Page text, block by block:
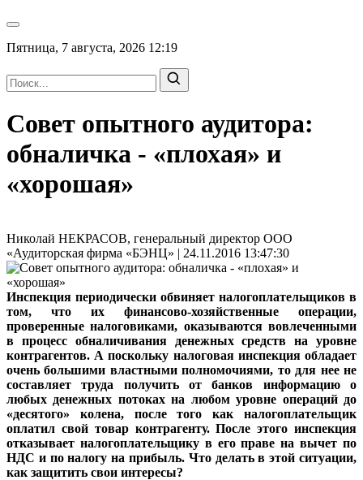
Пятница, 7 августа, 2026 12:19
Совет опытного аудитора:
обналичка - «плохая» и
«хорошая»
Николай НЕКРАСОВ, генеральный директор ООО
«Аудиторская фирма «БЭНЦ» | 24.11.2016 13:47:30
Инспекция периодически обвиняет налогоплательщиков в
том, что их финансово-хозяйственные операции,
проверенные налоговиками, оказываются вовлеченными
в процесс обналичивания денежных средств на уровне
контрагентов. А поскольку налоговая инспекция обладает
очень большими властными полномочиями, то для нее не
составляет труда получить от банков информацию о
любых денежных потоках на любом уровне операций до
«десятого» колена, после того как налогоплательщик
оплатил свой товар контрагенту. После этого инспекция
отказывает налогоплательщику в его праве на вычет по
НДС и по налогу на прибыль. Что делать в этой ситуации,
как защитить свои интересы?